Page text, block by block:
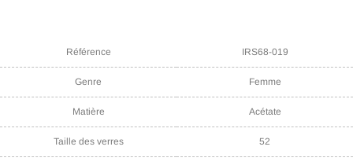
Référence IRS68-019
Genre Femme
Matière Acétate
Taille des verres 52